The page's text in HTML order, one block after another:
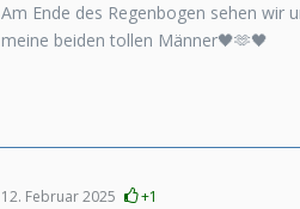
Am Ende des Regenbogen sehen wir
meine beiden tollen Männer🖤🫶🖤
12. Februar 2025 +1